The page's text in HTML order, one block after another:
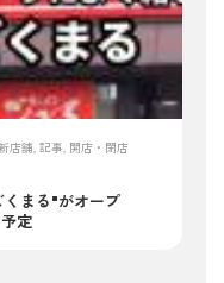
店舗, 記事, 開店・閉店
くまる"がオープ
定